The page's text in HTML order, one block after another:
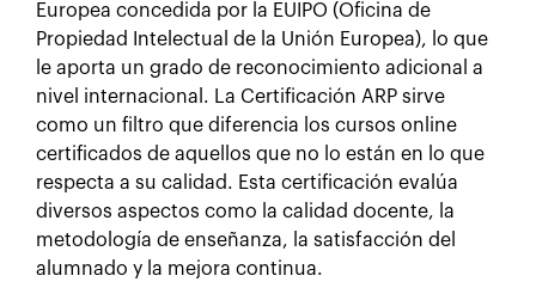
Europea concedida por la EUIPO (Oficina de
Propiedad Intelectual de la Unión Europea), lo que
le aporta un grado de reconocimiento adicional a
nivel internacional. La Certificación ARP sirve
como un filtro que diferencia los cursos online
certificados de aquellos que no lo están en lo que
respecta a su calidad. Esta certificación evalúa
diversos aspectos como la calidad docente, la
metodología de enseñanza, la satisfacción del
alumnado y la mejora continua.